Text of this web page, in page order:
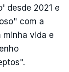
desde 2021 e
com a
minha vida e